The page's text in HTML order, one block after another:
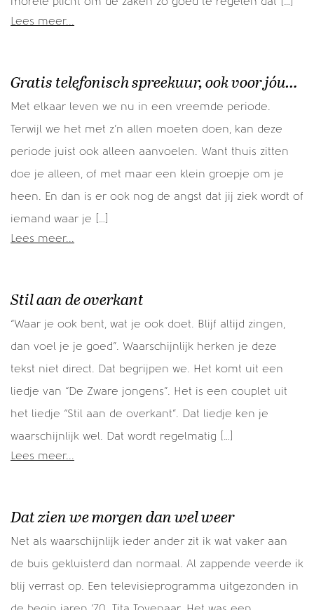
Lees meer...
Gratis telefonisch spreekuur, ook voor jóu…
Met elkaar leven we nu in een vreemde periode.
Terwijl we het met z’n allen moeten doen, kan deze
periode juist ook alleen aanvoelen. Want thuis zitten
doe je alleen, of met maar een klein groepje om je
heen. En dan is er ook nog de angst dat jij ziek wordt of
iemand waar je […]
Lees meer...
Stil aan de overkant
“Waar je ook bent, wat je ook doet. Blijf altijd zingen,
dan voel je je goed”. Waarschijnlijk herken je deze
tekst niet direct. Dat begrijpen we. Het komt uit een
liedje van “De Zware jongens”. Het is een couplet uit
het liedje “Stil aan de overkant”. Dat liedje ken je
waarschijnlijk wel. Dat wordt regelmatig […]
Lees meer...
Dat zien we morgen dan wel weer
Net als waarschijnlijk ieder ander zit ik wat vaker aan
de buis gekluisterd dan normaal. Al zappende veerde ik
blij verrast op. Een televisieprogramma uitgezonden in